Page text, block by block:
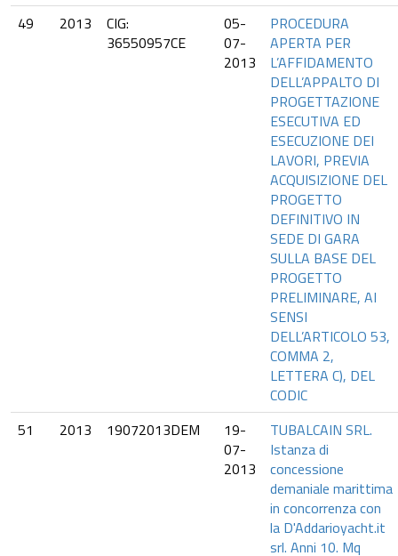
49
2013
CIG:
36550957CE
05-
07-
2013
PROCEDURA
APERTA PER
L’AFFIDAMENTO
DELL’APPALTO DI
PROGETTAZIONE
ESECUTIVA ED
ESECUZIONE DEI
LAVORI, PREVIA
ACQUISIZIONE DEL
PROGETTO
DEFINITIVO IN
SEDE DI GARA
SULLA BASE DEL
PROGETTO
PRELIMINARE, AI
SENSI
DELL’ARTICOLO 53,
COMMA 2,
LETTERA C), DEL
CODIC
51
2013 19072013DEM
19-
07-
2013
TUBALCAIN SRL.
Istanza di
concessione
demaniale marittima
in concorrenza con
la D'Addarioyacht.it
srl. Anni 10. Mq